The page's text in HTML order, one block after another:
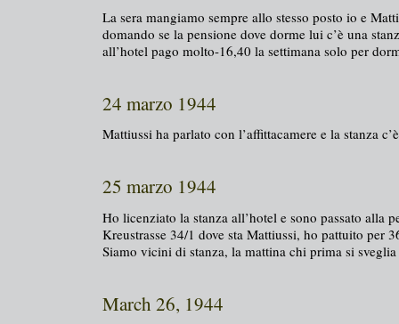
La sera mangiamo sempre allo stesso posto io e
domando se la pensione dove dorme lui c’è una
all’hotel pago molto-16,40 la settimana solo per
24 marzo 1944
Mattiussi ha parlato con l’affittacamere e la stanza
25 marzo 1944
Ho licenziato la stanza all’hotel e sono passato alla
Kreustrasse 34/1 dove sta Mattiussi, ho pattuito per
Siamo vicini di stanza, la mattina chi prima si
March 26, 1944